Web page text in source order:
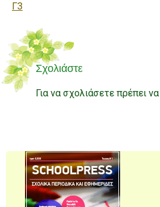
Γ3
Σχολιάστε
Για να σχολιάσετε πρέπει να